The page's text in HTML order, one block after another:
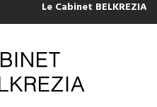
Le Cabinet BELKREZIA